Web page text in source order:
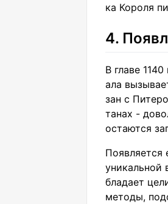
ка Короля
4.
В главе
ала
зан с
танах -
остаются
Появляется
уникальной
бладает
методы,